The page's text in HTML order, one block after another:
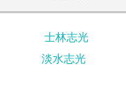
士林志光
淡水志光